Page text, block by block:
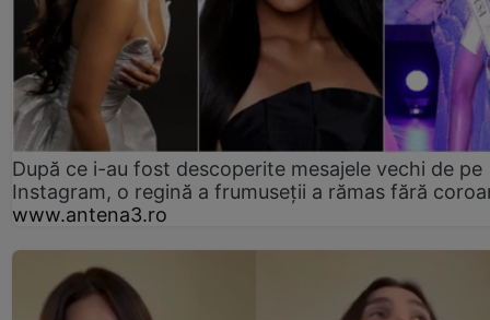
După ce i-au fost descoperite mesajele vechi de pe
Instagram, o regină a frumuseții a rămas fără
www.antena3.ro